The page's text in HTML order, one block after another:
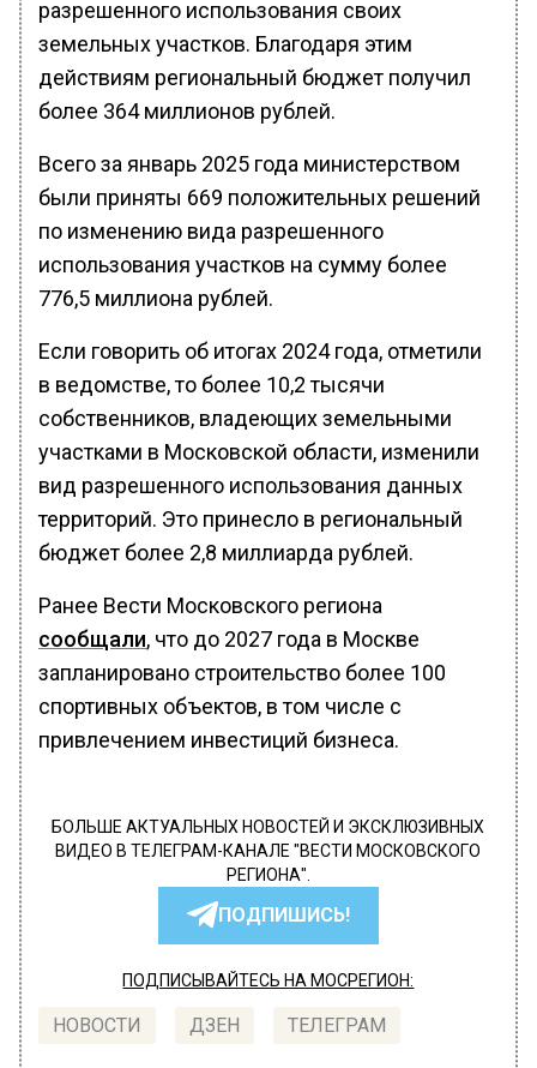
разрешенного использования своих
земельных участков. Благодаря этим
действиям региональный бюджет получил
более 364 миллионов рублей.
Всего за январь 2025 года министерством
были приняты 669 положительных решений
по изменению вида разрешенного
использования участков на сумму более
776,5 миллиона рублей.
Если говорить об итогах 2024 года, отметили
в ведомстве, то более 10,2 тысячи
собственников, владеющих земельными
участками в Московской области, изменили
вид разрешенного использования данных
территорий. Это принесло в региональный
бюджет более 2,8 миллиарда рублей.
Ранее Вести Московского региона
сообщали, что до 2027 года в Москве
запланировано строительство более 100
спортивных объектов, в том числе с
привлечением инвестиций бизнеса.
БОЛЬШЕ АКТУАЛЬНЫХ НОВОСТЕЙ И ЭКСКЛЮЗИВНЫХ
ВИДЕО В ТЕЛЕГРАМ-КАНАЛЕ "ВЕСТИ МОСКОВСКОГО
РЕГИОНА".
ПОДПИШИСЬ!
ПОДПИСЫВАЙТЕСЬ НА МОСРЕГИОН:
НОВОСТИ ДЗЕН ТЕЛЕГРАМ